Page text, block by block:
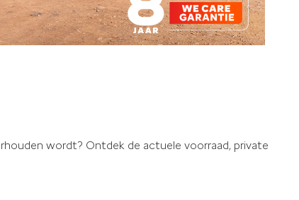
wordt? Ontdek de actuele voorraad, private